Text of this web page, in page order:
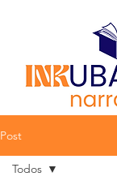
Post
Todos